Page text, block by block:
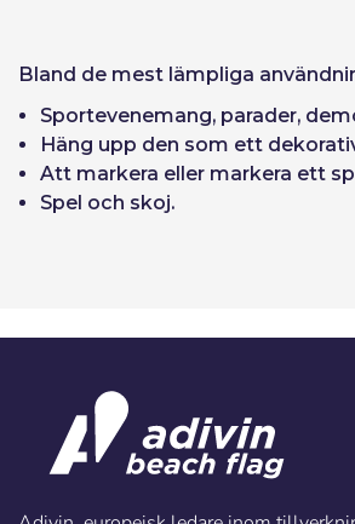
Bland de mest lämpliga
Sportevenemang, parader,
Häng upp den som ett
Att markera eller markera ett
Spel och skoj.